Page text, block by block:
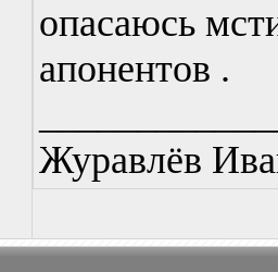
опасаюсь
апонентов .
Журавлёв